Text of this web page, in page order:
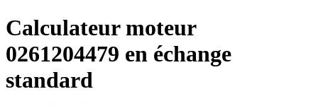
Calculateur moteur
0261204479 en échange
standard